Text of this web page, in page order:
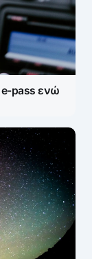
e-pass ενώ